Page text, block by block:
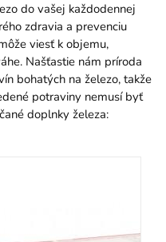
do vašej každodennej
zdravia a prevenciu
viesť k objemu,
Našťastie nám príroda
bohatých na železo, takže
potraviny nemusí byť
doplnky železa: